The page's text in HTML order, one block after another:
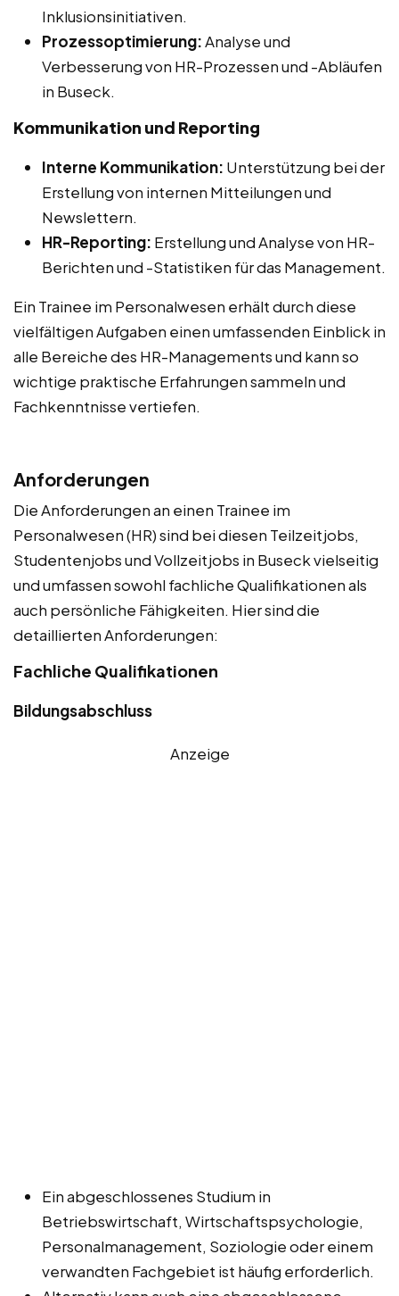
Inklusionsinitiativen.
Prozessoptimierung:Analyse und
Verbesserung von HR-Prozessen und -Abläufen
in Buseck.
Kommunikation und Reporting
Interne Kommunikation: Unterstützung bei der
Erstellung von internen Mitteilungen und
Newslettern.
HR-Reporting: Erstellung und Analyse von HR-
Berichten und -Statistiken für das Management.
Ein Trainee im Personalwesen erhält durch diese
vielfältigen Aufgaben einen umfassenden Einblick in
alle Bereiche des HR-Managements und kann so
wichtige praktische Erfahrungen sammeln und
Fachkenntnisse vertiefen.
Anforderungen
Die Anforderungen an einen Trainee im
Personalwesen (HR) sind bei diesen Teilzeitjobs,
Studentenjobs und Vollzeitjobs in Buseck vielseitig
und umfassen sowohl fachliche Qualifikationen als
auch persönliche Fähigkeiten. Hier sind die
detaillierten Anforderungen:
Fachliche Qualifikationen
Bildungsabschluss
Anzeige
Ein abgeschlossenes Studium in
Betriebswirtschaft, Wirtschaftspsychologie,
Personalmanagement, Soziologie oder einem
verwandten Fachgebiet ist häufig erforderlich.